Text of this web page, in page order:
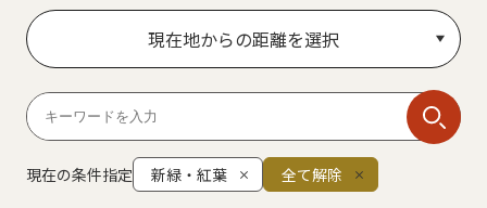
現在地からの距離を選択
現在の条件指定 新緑・紅葉 全て解除